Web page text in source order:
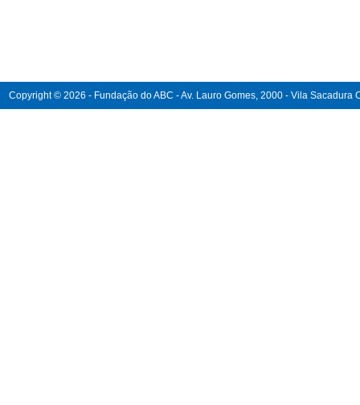
Copyright © 2026 - Fundação do ABC - Av. Lauro Gomes, 2000 - Vila